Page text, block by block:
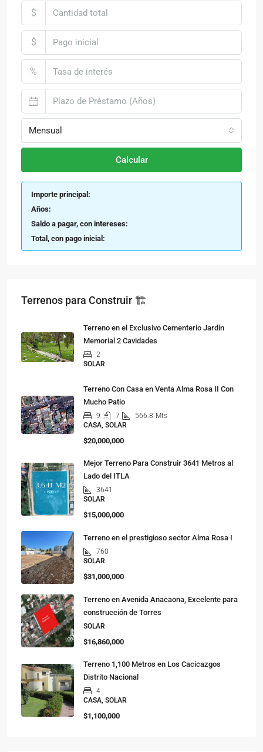
$
$
%
Mensual
Calcular
Importe principal:
Años:
Saldo a pagar, con intereses:
Total, con pago inicial:
Terrenos para Construir 🏗
Terreno en el Exclusivo Cementerio Jardín
Memorial 2 Cavidades
2
SOLAR
Terreno Con Casa en Venta Alma Rosa II Con
Mucho Patio
9 7 566.8 Mts
CASA, SOLAR
$20,000,000
Mejor Terreno Para Construir 3641 Metros al
Lado del ITLA
3641
SOLAR
$15,000,000
Terreno en el prestigioso sector Alma Rosa I
760
SOLAR
$31,000,000
Terreno en Avenida Anacaona, Excelente para
construcción de Torres
SOLAR
$16,860,000
Terreno 1,100 Metros en Los Cacicazgos
Distrito Nacional
4
CASA, SOLAR
$1,100,000